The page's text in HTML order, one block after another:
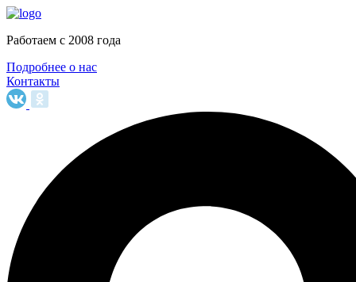
Работаем c 2008 года
Подробнее о нас
Контакты